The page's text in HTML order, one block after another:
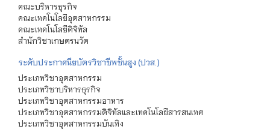
คณะบริหารธุรกิจ
คณะเทคโนโลยีอุตสาหกรรม
คณะเทคโนโลยีดิจิทัล
สำนักวิชาเกษตรนวัต
ระดับประกาศนียบัตรวิชาชีพชั้นสูง (ปวส.)
ประเภทวิชาอุตสาหกรรม
ประเภทวิชาบริหารธุรกิจ
ประเภทวิชาอุตสาหกรรมอาหาร
ประเภทวิชาอุตสาหกรรมดิจิทัลและเทคโนโลยีสารสนเทศ
ประเภทวิชาอุตสาหกรรมบันเทิง